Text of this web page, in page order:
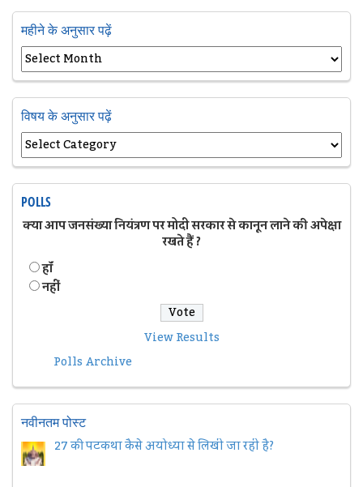
महीने के अनुसार पढ़ें
विषय के अनुसार पढ़ें
POLLS
क्या आप जनसंख्या नियंत्रण पर मोदी सरकार से कानून लाने की अपेक्षा
रखते हैं ?
हॉं
नहीं
View Results
Polls Archive
नवीनतम पोस्ट
27 की पटकथा कैसे अयोध्या से लिखी जा रही है?